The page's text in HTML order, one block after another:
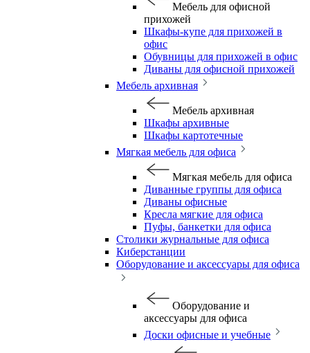
Мебель для офисной
прихожей
Шкафы-купе для прихожей в
офис
Обувницы для прихожей в офис
Диваны для офисной прихожей
Мебель архивная
Мебель архивная
Шкафы архивные
Шкафы картотечные
Мягкая мебель для офиса
Мягкая мебель для офиса
Диванные группы для офиса
Диваны офисные
Кресла мягкие для офиса
Пуфы, банкетки для офиса
Столики журнальные для офиса
Киберстанции
Оборудование и аксессуары для офиса
Оборудование и
аксессуары для офиса
Доски офисные и учебные